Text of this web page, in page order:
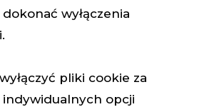
wyłączenia
pliki cookie za
opcji